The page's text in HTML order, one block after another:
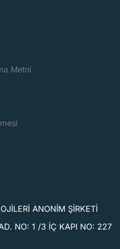
Metni
ANONİM ŞİRKETİ
NO: 1 /3 İÇ KAPI NO: 227